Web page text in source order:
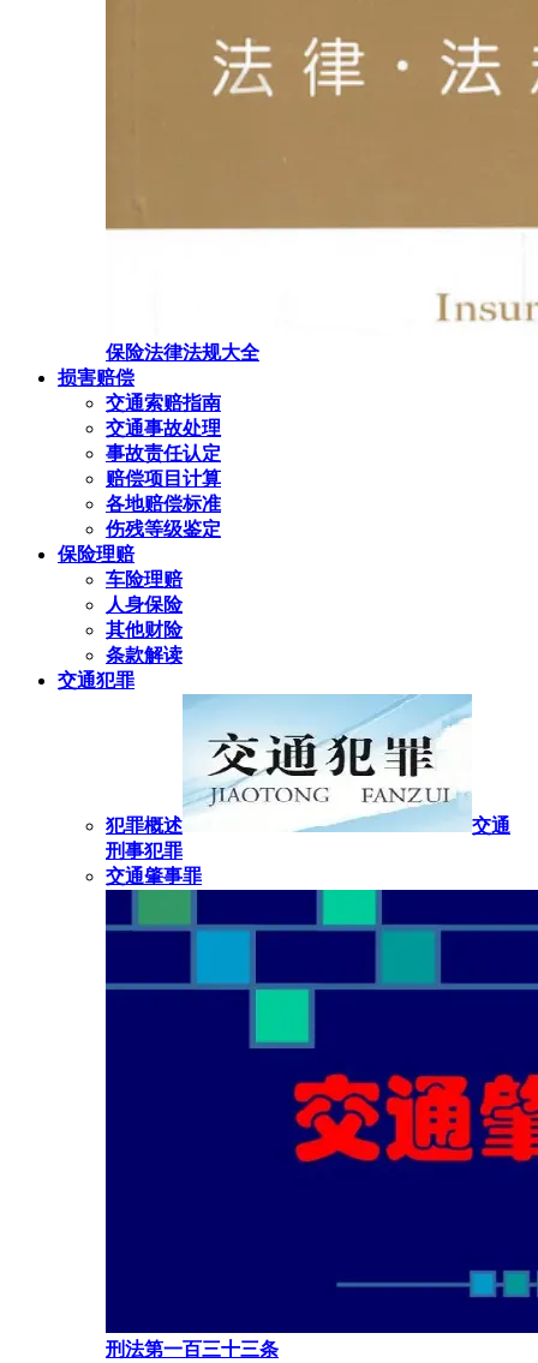
保险法律法规大全
损害赔偿
交通索赔指南
交通事故处理
事故责任认定
赔偿项目计算
各地赔偿标准
伤残等级鉴定
保险理赔
车险理赔
人身保险
其他财险
条款解读
交通犯罪
犯罪概述
交通
刑事犯罪
交通肇事罪
刑法第一百三十三条